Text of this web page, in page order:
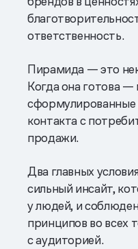
ответственность.
Пирамида — это
Когда она готова
сформулированные
контакта с
продажи.
Два главных
сильный инсайт,
у людей, и
принципов во всех
с аудиторией.